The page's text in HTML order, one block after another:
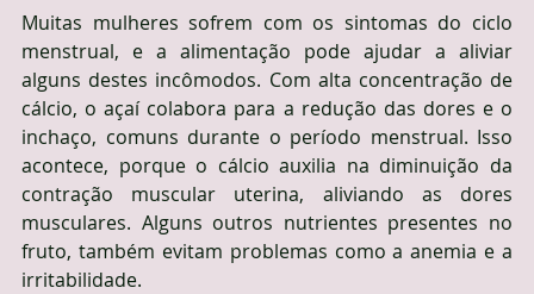
Muitas mulheres sofrem com os sintomas do ciclo
menstrual, e a alimentação pode ajudar a aliviar
alguns destes incômodos. Com alta concentração de
cálcio, o açaí colabora para a redução das dores e o
inchaço, comuns durante o período menstrual. Isso
acontece, porque o cálcio auxilia na diminuição da
contração muscular uterina, aliviando as dores
musculares. Alguns outros nutrientes presentes no
fruto, também evitam problemas como a anemia e a
irritabilidade.